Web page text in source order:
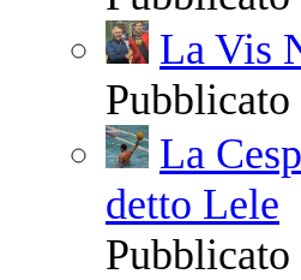
La Vis
La
detto Lele